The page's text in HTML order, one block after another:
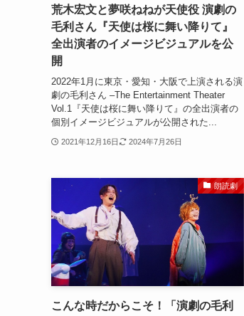
荒木宏文と夢咲ねねが天使役 演劇の
毛利さん『天使は桜に舞い降りて』
全出演者のイメージビジュアルを公
開
2022年1月に東京・愛知・大阪で上演される演
劇の毛利さん –The Entertainment Theater
Vol.1『天使は桜に舞い降りて』の全出演者の
個別イメージビジュアルが公開された...
2021年12月16日 2024年7月26日
朗読劇
こんな時だからこそ！「演劇の毛利